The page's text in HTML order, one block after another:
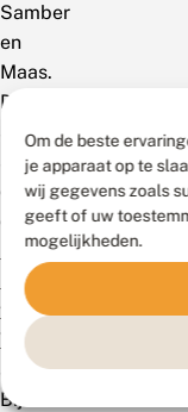
Om de beste
je apparaat op te
wij gegevens zoals
geeft of uw
mogelijkheden.
Samber
en
Maas.
De
soort
staat
op
de
Rode
Lijst
van
Vlaanderen
Bijna